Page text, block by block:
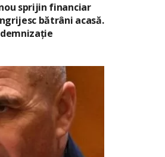
sprijin financiar
bătrâni acasă.